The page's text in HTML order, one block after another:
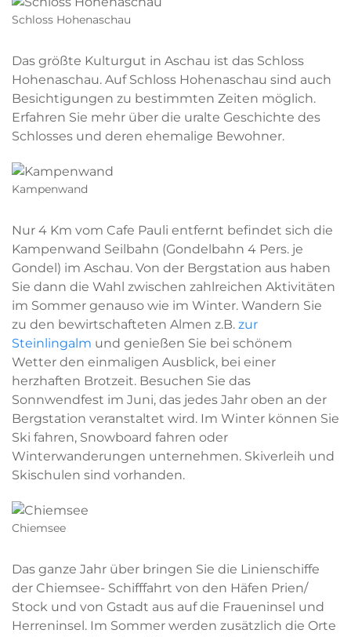
Schloss Hohenaschau
Das größte Kulturgut in Aschau ist das Schloss
Hohenaschau. Auf Schloss Hohenaschau sind auch
Besichtigungen zu bestimmten Zeiten möglich.
Erfahren Sie mehr über die uralte Geschichte des
Schlosses und deren ehemalige Bewohner.
Kampenwand
Nur 4 Km vom Cafe Pauli entfernt befindet sich die
Kampenwand Seilbahn (Gondelbahn 4 Pers. je
Gondel) im Aschau. Von der Bergstation aus haben
Sie dann die Wahl zwischen zahlreichen Aktivitäten
im Sommer genauso wie im Winter. Wandern Sie
zu den bewirtschafteten Almen z.B. zur
Steinlingalm und genießen Sie bei schönem
Wetter den einmaligen Ausblick, bei einer
herzhaften Brotzeit. Besuchen Sie das
Sonnwendfest im Juni, das jedes Jahr oben an der
Bergstation veranstaltet wird. Im Winter können Sie
Ski fahren, Snowboard fahren oder
Winterwanderungen unternehmen. Skiverleih und
Skischulen sind vorhanden.
Chiemsee
Das ganze Jahr über bringen Sie die Linienschiffe
der Chiemsee- Schifffahrt von den Häfen Prien/
Stock und von Gstadt aus auf die Fraueninsel und
Herreninsel. Im Sommer werden zusätzlich die Orte